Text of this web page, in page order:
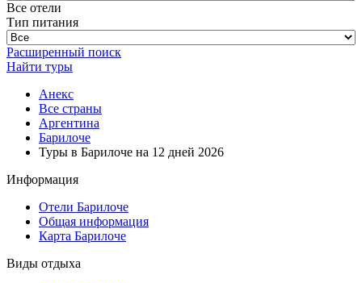
Все отели
Тип питания
Расширенный поиск
Найти туры
Анекс
Все страны
Аргентина
Барилоче
Туры в Барилоче на 12 дней 2026
Информация
Отели Барилоче
Общая информация
Карта Барилоче
Виды отдыха